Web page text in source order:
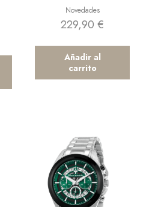
Novedades
229,90€
Añadir al
carrito